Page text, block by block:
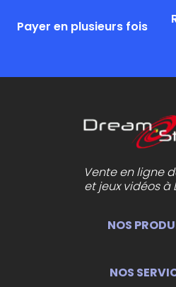
Payer en plusieurs fois
Vente en ligne
et jeux vidéos à
NOS
NOS